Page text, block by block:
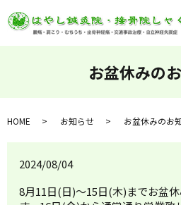
お盆休みの
HOME お知らせ お盆休みのお
2024/08/04
8月11日(日)〜15日(木)までお盆